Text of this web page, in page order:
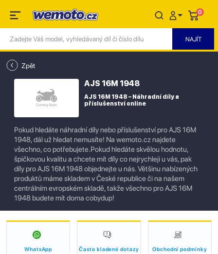
0
Zpět
AJS 16M 1948
AJS 16M 1948 – Náhradní díly a
příslušenství online
Pokud hledáte náhradní díly nebo příslušenství pro AJS 16M
1948, dál už hledat nemusíte! Na wemoto.cz najdete
všechno, co potřebujete.Pokud hledáte skvělou hodnotu,
špičkovou kvalitu a chcete mít díly co nejrychleji u vás, pak
díly pro AJS 16M 1948 objednejte u nás. Většinu nabízených
produktů máme skladem v České republice či na našem
centrálním evropském skladě, takže všechno pro AJS 16M
1948 budete mít doma cobydup!
WhatsApp Často kladené dotazy Obchodní podmínky